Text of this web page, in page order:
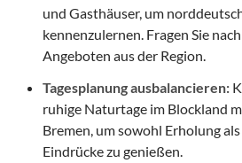
und Gasthäuser, um
kennenzulernen. Fragen Sie
Angeboten aus der Region.
Tagesplanung ausbalancieren:
ruhige Naturtage im Blockland
Bremen, um sowohl Erholung
Eindrücke zu genießen.